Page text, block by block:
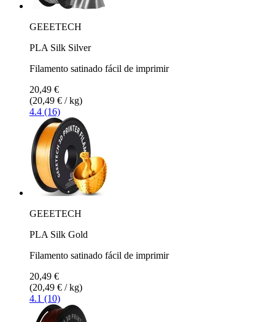
GEEETECH
PLA Silk Silver
Filamento satinado fácil de imprimir
20,49 €
(20,49 € / kg)
4.4 (16)
GEEETECH
PLA Silk Gold
Filamento satinado fácil de imprimir
20,49 €
(20,49 € / kg)
4.1 (10)